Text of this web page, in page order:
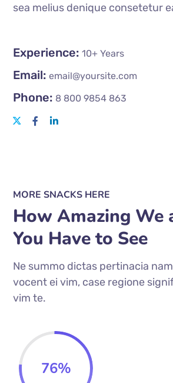
sea melius denique consetetur
Experience: 10+ Years
Email: email@yoursite.com
Phone: 8 800 9854 863
MORE SNACKS HERE
How Amazing We
You Have to See
Ne summo dictas pertinacia
vocent ei vim, case regione
vim te.
76%